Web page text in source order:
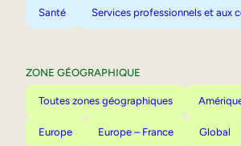
Santé Services professionnels et aux
ZONE GÉOGRAPHIQUE
Toutes zones géographiques
Europe Europe – France Global